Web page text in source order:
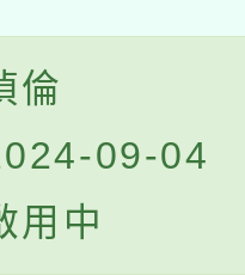
倫
09-04
用中